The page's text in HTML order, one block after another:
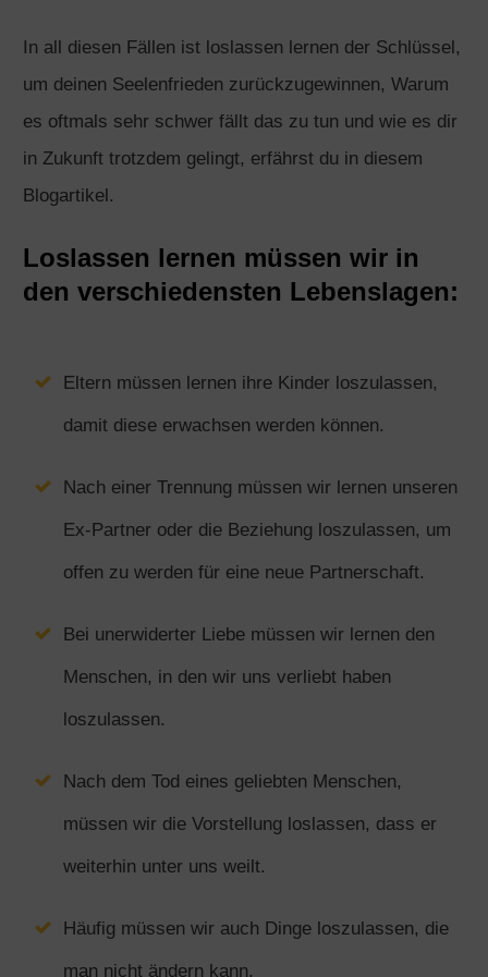
In all diesen Fällen ist loslassen lernen der Schlüssel,
um deinen Seelenfrieden zurückzugewinnen, Warum
es oftmals sehr schwer fällt das zu tun und wie es dir
in Zukunft trotzdem gelingt, erfährst du in diesem
Blogartikel.
Loslassen lernen müssen wir in
den verschiedensten Lebenslagen:
Eltern müssen lernen ihre Kinder loszulassen,
damit diese erwachsen werden können.
Nach einer Trennung müssen wir lernen unseren
Ex-Partner oder die Beziehung loszulassen, um
offen zu werden für eine neue Partnerschaft.
Bei unerwiderter Liebe müssen wir lernen den
Menschen, in den wir uns verliebt haben
loszulassen.
Nach dem Tod eines geliebten Menschen,
müssen wir die Vorstellung loslassen, dass er
weiterhin unter uns weilt.
Häufig müssen wir auch Dinge loszulassen, die
man nicht ändern kann.